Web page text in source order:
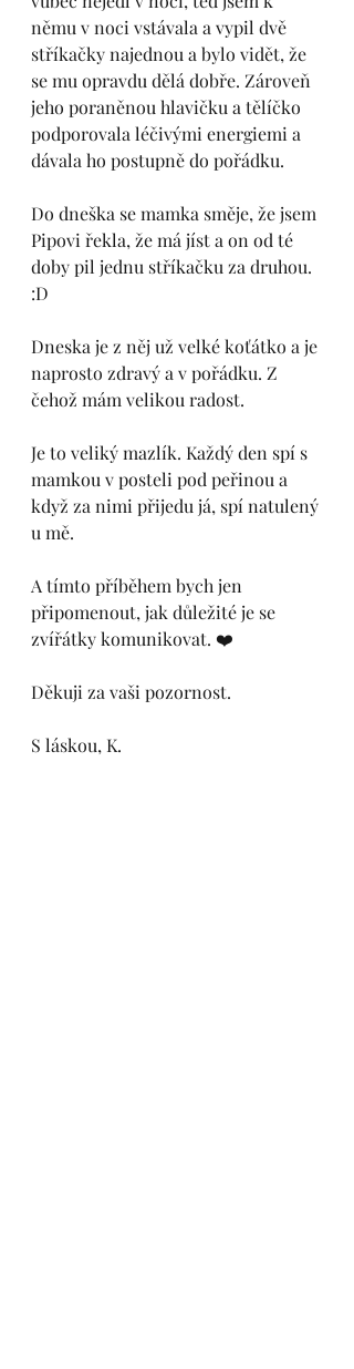
němu v noci vstávala a vypil dvě
stříkačky najednou a bylo vidět, že
se mu opravdu dělá dobře. Zároveň
jeho poraněnou hlavičku a tělíčko
podporovala léčivými energiemi a
dávala ho postupně do pořádku.
Do dneška se mamka směje, že jsem
Pipovi řekla, že má jíst a on od té
doby pil jednu stříkačku za druhou.
:D
Dneska je z něj už velké koťátko a je
naprosto zdravý a v pořádku. Z
čehož mám velikou radost.
Je to veliký mazlík. Každý den spí s
mamkou v posteli pod peřinou a
když za nimi přijedu já, spí natulený
u mě.
A tímto příběhem bych jen
připomenout, jak důležité je se
zvířátky komunikovat. ❤️
Děkuji za vaši pozornost.
S láskou, K.